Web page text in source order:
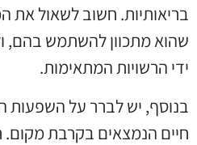
בריאותיות. חשוב לשאול את
שהוא מתכוון להשתמש בהם,
ידי הרשויות המתאימות.
בנוסף, יש לברר על השפעות
חיים הנמצאים בקרבת מקום.